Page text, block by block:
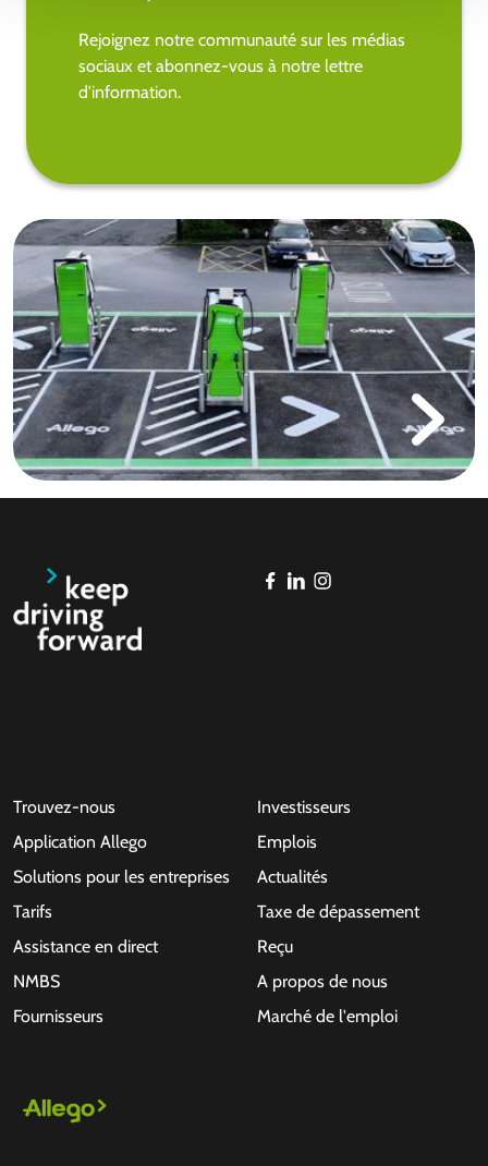
Rejoignez notre communauté sur les médias
sociaux et abonnez-vous à notre lettre
d'information.
Trouvez-nous
Application Allego
Solutions pour les entreprises
Tarifs
Assistance en direct
NMBS
Fournisseurs
Investisseurs
Emplois
Actualités
Taxe de dépassement
Reçu
A propos de nous
Marché de l'emploi